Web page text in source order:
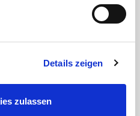
Details zeigen
zulassen